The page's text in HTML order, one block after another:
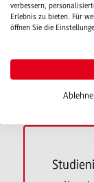
Hinweis
Bitte
Partner, die
verbessern,
Erlebnis zu bieten. Für
öffnen Sie die